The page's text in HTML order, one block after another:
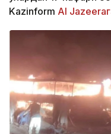
Kazinform Al